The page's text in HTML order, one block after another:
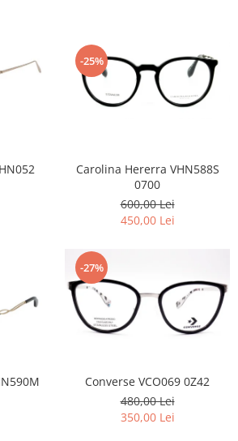
-25%
Carolina Hererra VHN588S
0700
600,00 Lei
450,00 Lei
-27%
Converse VCO069 0Z42
480,00 Lei
350,00 Lei